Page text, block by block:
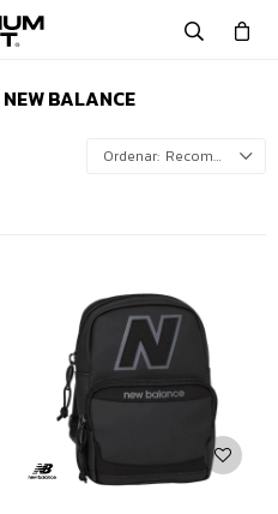
BALANCE
Recomendados